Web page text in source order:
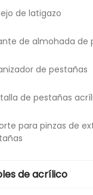
de latigazo
de almohada de
de pestañas
de pestañas
para pinzas de
de acrílico